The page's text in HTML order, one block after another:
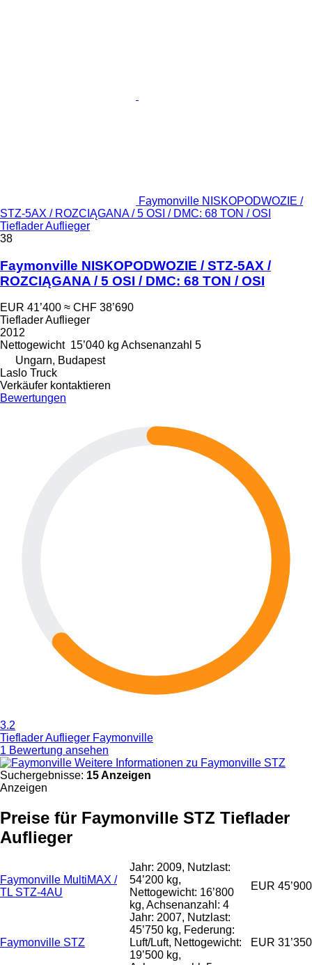
Faymonville NISKOPODWOZIE /
STZ-5AX / ROZCIĄGANA / 5 OSI / DMC: 68 TON / OSI
Tieflader Auflieger
38
Faymonville NISKOPODWOZIE / STZ-5AX /
ROZCIĄGANA / 5 OSI / DMC: 68 TON / OSI
EUR 41’400 ≈ CHF 38’690
Tieflader Auflieger
2012
Nettogewicht 15’040 kg Achsenanzahl 5
Ungarn, Budapest
Laslo Truck
Verkäufer kontaktieren
Bewertungen
3.2
Tieflader Auflieger Faymonville
1 Bewertung ansehen
Weitere Informationen zu Faymonville STZ
Suchergebnisse: 15 Anzeigen
Anzeigen
Preise für Faymonville STZ Tieflader
Auflieger
Faymonville MultiMAX /
TL STZ-4AU
Jahr: 2009, Nutzlast:
54’200 kg,
Nettogewicht: 16’800
kg, Achsenanzahl: 4
EUR 45’900
Faymonville STZ
Jahr: 2007, Nutzlast:
45’750 kg, Federung:
Luft/Luft, Nettogewicht:
19’500 kg,
EUR 31’350